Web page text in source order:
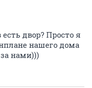
двор? Просто я
нашего дома
нами)))